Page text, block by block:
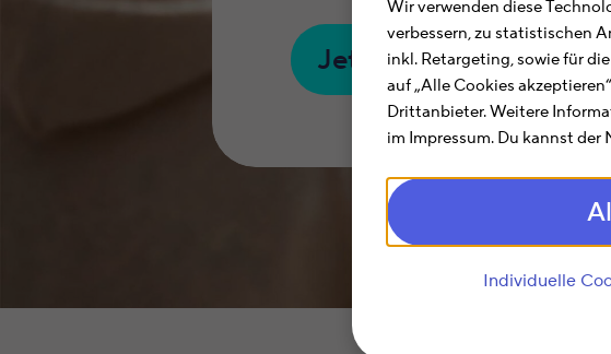
Wir verwenden diese
verbessern, zu statistischen
inkl. Retargeting, sowie für
auf „Alle Cookies
Drittanbieter. Weitere
im Impressum. Du kannst
Individuelle
Jetzt kostenlos testen